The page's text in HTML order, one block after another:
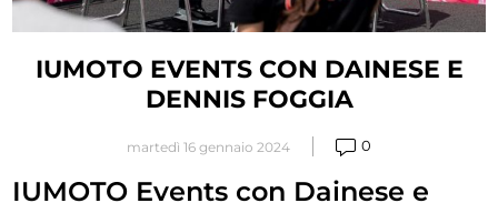
IUMOTO EVENTS CON DAINESE E
DENNIS FOGGIA
martedì 16 gennaio 2024 0
IUMOTO Events con Dainese e